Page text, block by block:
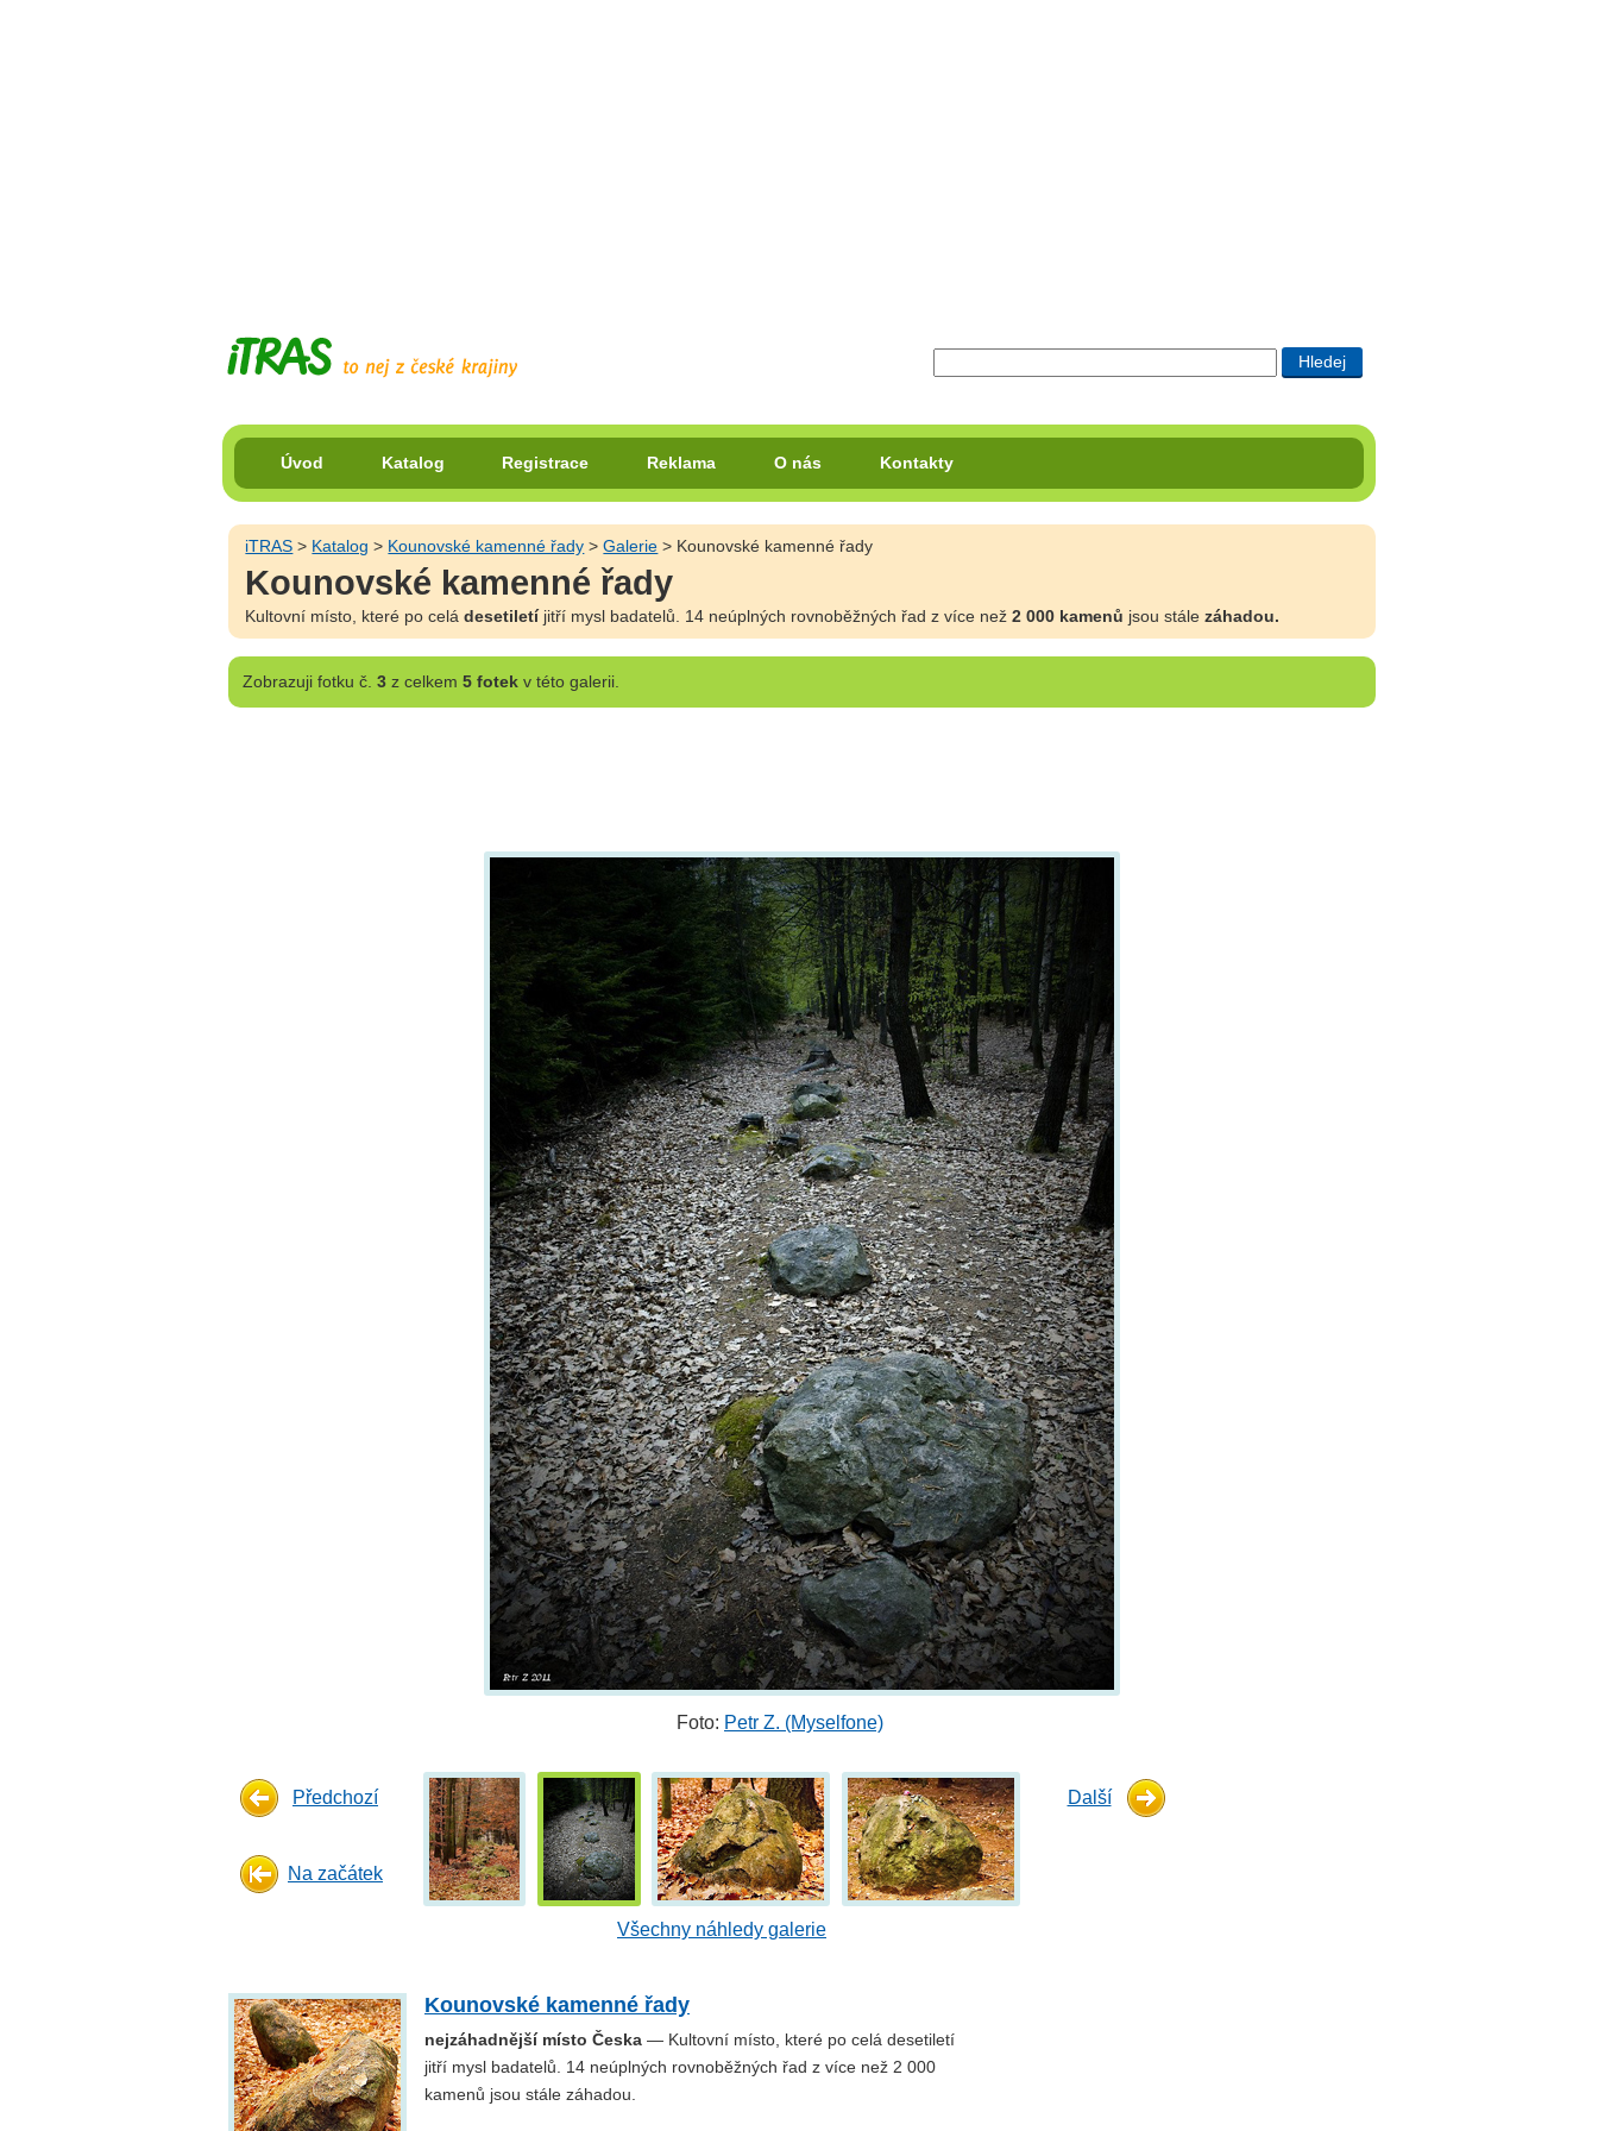
Úvod Katalog Registrace Reklama O nás Kontakty
iTRAS > Katalog > Kounovské kamenné řady >Galerie > Kounovské kamenné řady
Kounovské kamenné řady
Kultovní místo, které po celá desetiletíjitří mysl badatelů. 14 neúplných rovnoběžných řad z více než 2 000 kamenů jsou stále záhadou.
Zobrazujifotku č. 3z celkem 5 fotekv této galerii.
Foto: Petr Z. (Myselfone)
Předchozí
Na začátek
Všechny náhledy galerie
Další
Kounovské kamenné řady
nejzáhadnější místo Česka — Kultovní místo, které po celá desetiletí
jitří mysl badatelů. 14 neúplných rovnoběžných řad z více než 2 000
kamenů jsou stále záhadou.